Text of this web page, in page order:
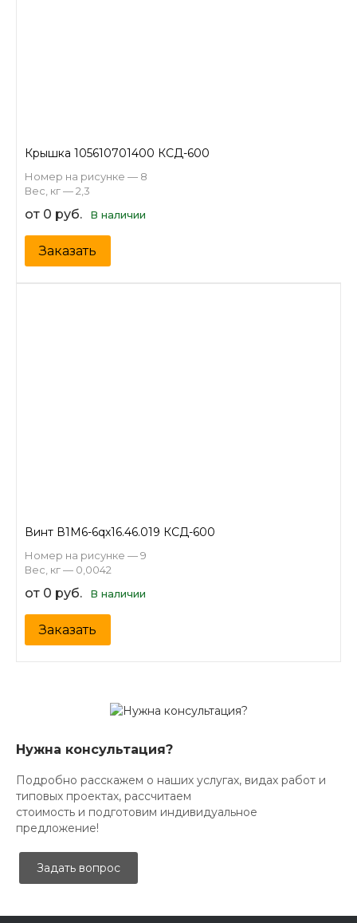
Крышка 105610701400 КСД-600
Номер на рисунке — 8
Вес, кг — 2,3
от 0 руб. В наличии
Заказать
Винт В1М6-6qх16.46.019 КСД-600
Номер на рисунке — 9
Вес, кг — 0,0042
от 0 руб. В наличии
Заказать
Нужна консультация?
Подробно расскажем о наших услугах, видах работ и
типовых проектах, рассчитаем
стоимость и подготовим индивидуальное
предложение!
Задать вопрос